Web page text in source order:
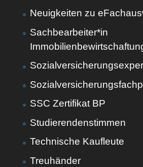
Neuigkeiten zu
Sachbearbeiter*in
SSC Zertifikat BP
Studierendenstimmen
Technische Kaufleute
Treuhänder